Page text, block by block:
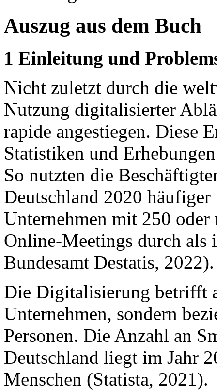
Auszug aus dem Buch
1 Einleitung und
Nicht zuletzt durch die
Nutzung digitalisierter
rapide angestiegen. Diese
Statistiken und
So nutzten die
Deutschland 2020
Unternehmen mit 250
Online-Meetings durch als
Bundesamt Destatis, 2022).
Die Digitalisierung betrifft
Unternehmen, sondern
Personen. Die Anzahl an
Deutschland liegt im Jahr
Menschen (Statista, 2021).